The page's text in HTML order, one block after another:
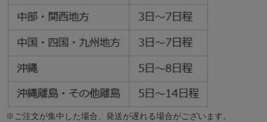
※ご注文が集中した場合、発送が遅れる場合がございます。